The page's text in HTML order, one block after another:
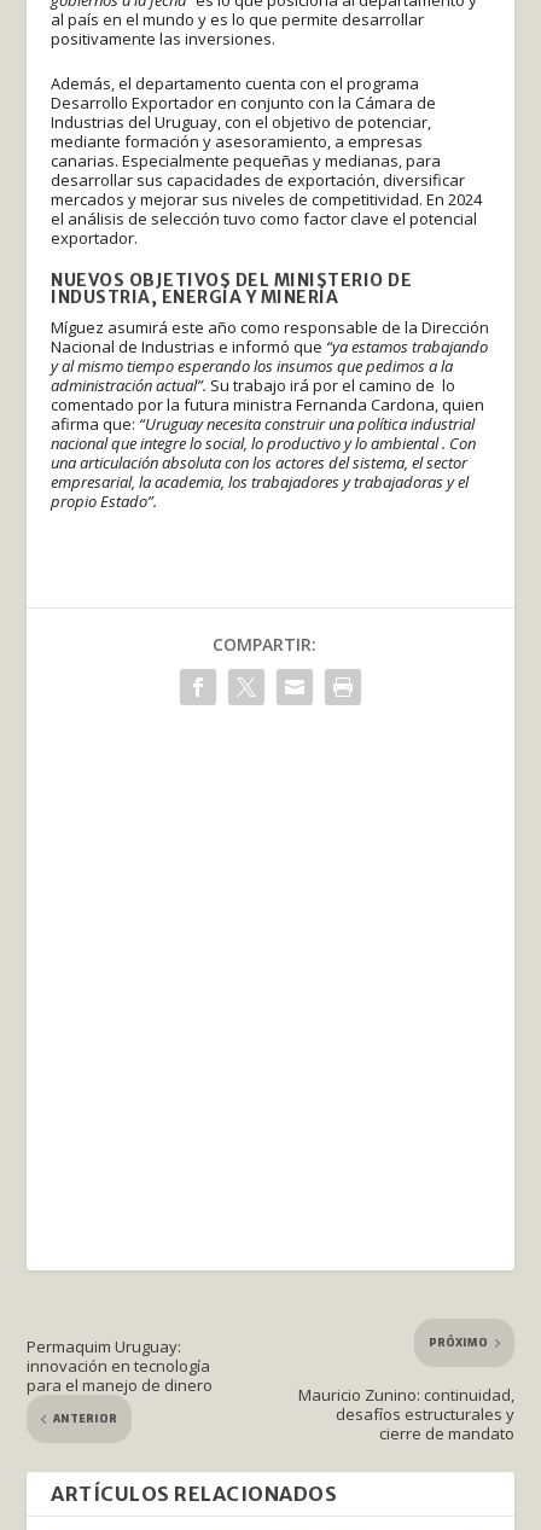
al país en el mundo y es lo que permite desarrollar
positivamente las inversiones.
Además, el departamento cuenta con el programa
Desarrollo Exportador en conjunto con la Cámara de
Industrias del Uruguay, con el objetivo de potenciar,
mediante formación y asesoramiento, a empresas
canarias. Especialmente pequeñas y medianas, para
desarrollar sus capacidades de exportación, diversificar
mercados y mejorar sus niveles de competitividad. En 2024
el análisis de selección tuvo como factor clave el potencial
exportador.
NUEVOS OBJETIVOS DEL MINISTERIO DE
INDUSTRIA, ENERGÍA Y MINERÍA
Míguez asumirá este año como responsable de la Dirección
Nacional de Industrias e informó que “ya estamos trabajando
y al mismo tiempo esperando los insumos que pedimos a la
administración actual”. Su trabajo irá por el camino de lo
comentado por la futura ministra Fernanda Cardona, quien
afirma que: “Uruguay necesita construir una política industrial
nacional que integre lo social, lo productivo y lo ambiental . Con
una articulación absoluta con los actores del sistema, el sector
empresarial, la academia, los trabajadores y trabajadoras y el
propio Estado”.
COMPARTIR:
Permaquim Uruguay:
innovación en tecnología
para el manejo de dinero
ANTERIOR
PRÓXIMO
Mauricio Zunino: continuidad,
desafíos estructurales y
cierre de mandato
ARTÍCULOS RELACIONADOS